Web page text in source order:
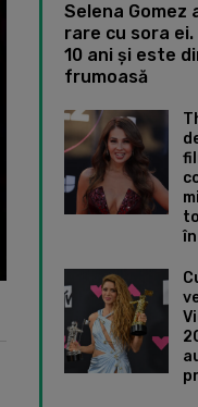
Selena Gomez
rare cu sora ei.
10 ani și este
frumoasă